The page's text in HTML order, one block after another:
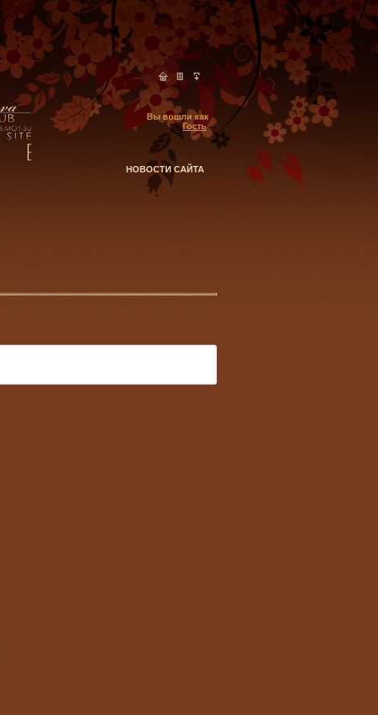
Вы вошли как
Гость
НОВОСТИ САЙТА